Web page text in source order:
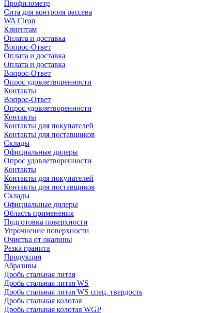
Профилометр
Сита для контроля рассева
WA Clean
Клиентам
Оплата и доставка
Вопрос-Ответ
Оплата и доставка
Оплата и доставка
Вопрос-Ответ
Опрос удовлетворенности
Контакты
Вопрос-Ответ
Опрос удовлетворенности
Контакты
Контакты для покупателей
Контакты для поставщиков
Склады
Официальные дилеры
Опрос удовлетворенности
Контакты
Контакты для покупателей
Контакты для поставщиков
Склады
Официальные дилеры
Область применения
Подготовка поверхности
Упрочнение поверхности
Очистка от окалины
Резка гранита
Продукция
Абразивы
Дробь стальная литая
Дробь стальная литая WS
Дробь стальная литая WS спец. твердость
Дробь стальная колотая
Дробь стальная колотая WGP